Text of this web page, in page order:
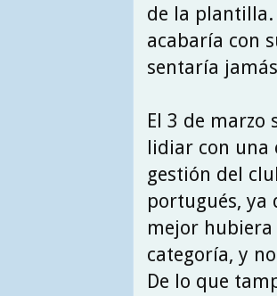
de la plantilla.
acabaría con
sentaría
El 3 de marzo
lidiar con
gestión del
portugués, ya
mejor
categoría, y
De lo que